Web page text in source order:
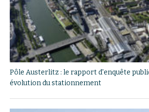
Pôle Austerlitz : le rapport d'enquête
évolution du stationnement